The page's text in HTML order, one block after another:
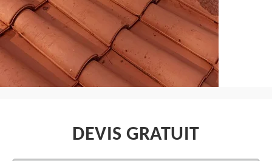
DEVIS GRATUIT